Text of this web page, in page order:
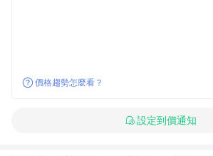
價格趨勢怎麼看？
設定到價通知